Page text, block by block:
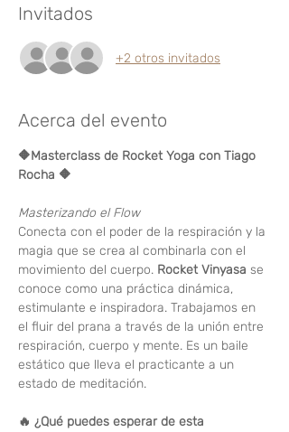
Invitados
+2 otros invitados
Acerca del evento
🔶Masterclass de Rocket Yoga con Tiago
Rocha 🔶
Masterizando el Flow
Conecta con el poder de la respiración y la
magia que se crea al combinarla con el
movimiento del cuerpo. Rocket Vinyasa se
conoce como una práctica dinámica,
estimulante e inspiradora. Trabajamos en
el fluir del prana a través de la unión entre
respiración, cuerpo y mente. Es un baile
estático que lleva el practicante a un
estado de meditación.
🔥 ¿Qué puedes esperar de esta